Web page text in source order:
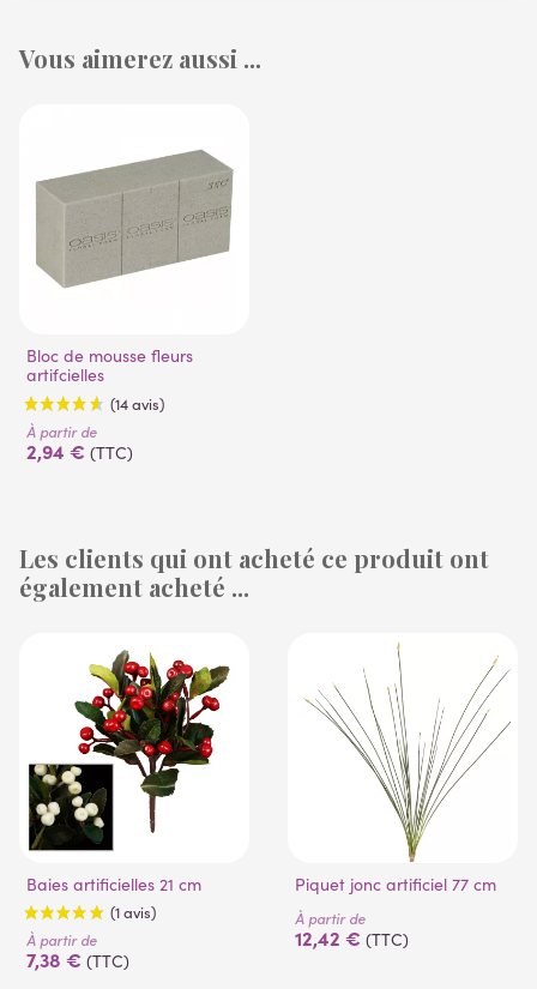
Vous aimerez aussi ...
Bloc de mousse fleurs
artifcielles
À partir de
2,94 € (TTC)
Les clients qui ont acheté ce produit ont
également acheté ...
Baies artificielles 21 cm
À partir de
7,38 € (TTC)
Piquet jonc artificiel 77 cm
À partir de
12,42 € (TTC)